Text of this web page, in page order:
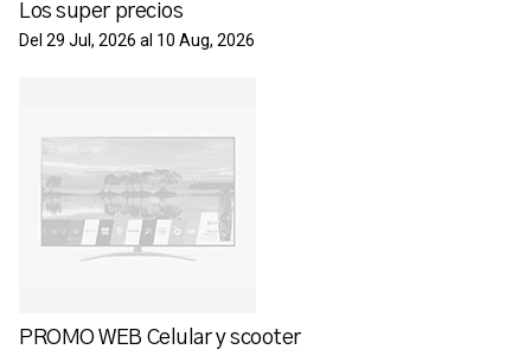
Los super precios
Del 29 Jul, 2026 al 10 Aug, 2026
PROMO WEB Celular y scooter